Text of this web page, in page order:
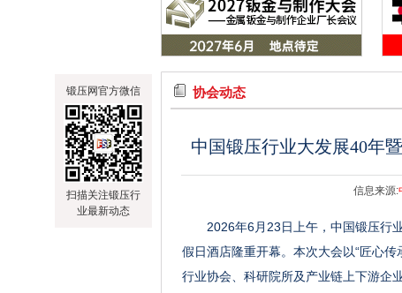
协会动态
中国锻压行业大发展40年
信息来源:
2026年6月23日上午，中国锻压行
假日酒店隆重开幕。本次大会以“匠心
行业协会、科研院所及产业链上下游企
锻压网官方微信
扫描关注锻压行
业最新动态